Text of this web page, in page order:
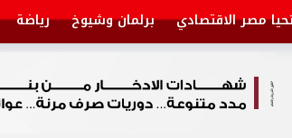
مصر الاقتصادي برلمان وشيوخ رياضة